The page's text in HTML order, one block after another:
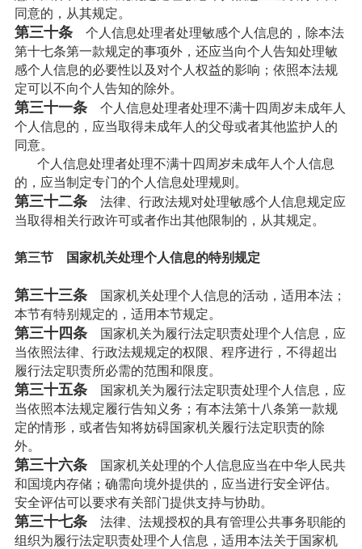
同意的，从其规定。
第三十条个人信息处理者处理敏感个人信息的，除本法
第十七条第一款规定的事项外，还应当向个人告知处理敏
感个人信息的必要性以及对个人权益的影响；依照本法规
定可以不向个人告知的除外。
第三十一条个人信息处理者处理不满十四周岁未成年人
个人信息的，应当取得未成年人的父母或者其他监护人的
同意。
个人信息处理者处理不满十四周岁未成年人个人信息
的，应当制定专门的个人信息处理规则。
第三十二条法律、行政法规对处理敏感个人信息规定应
当取得相关行政许可或者作出其他限制的，从其规定。
第三节 国家机关处理个人信息的特别规定
第三十三条国家机关处理个人信息的活动，适用本法；
本节有特别规定的，适用本节规定。
第三十四条国家机关为履行法定职责处理个人信息，应
当依照法律、行政法规规定的权限、程序进行，不得超出
履行法定职责所必需的范围和限度。
第三十五条国家机关为履行法定职责处理个人信息，应
当依照本法规定履行告知义务；有本法第十八条第一款规
定的情形，或者告知将妨碍国家机关履行法定职责的除
外。
第三十六条国家机关处理的个人信息应当在中华人民共
和国境内存储；确需向境外提供的，应当进行安全评估。
安全评估可以要求有关部门提供支持与协助。
第三十七条法律、法规授权的具有管理公共事务职能的
组织为履行法定职责处理个人信息，适用本法关于国家机